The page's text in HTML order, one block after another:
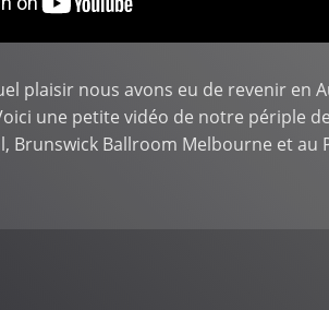
plaisir nous avons eu de revenir en
une petite vidéo de notre périple
Brunswick Ballroom Melbourne et au